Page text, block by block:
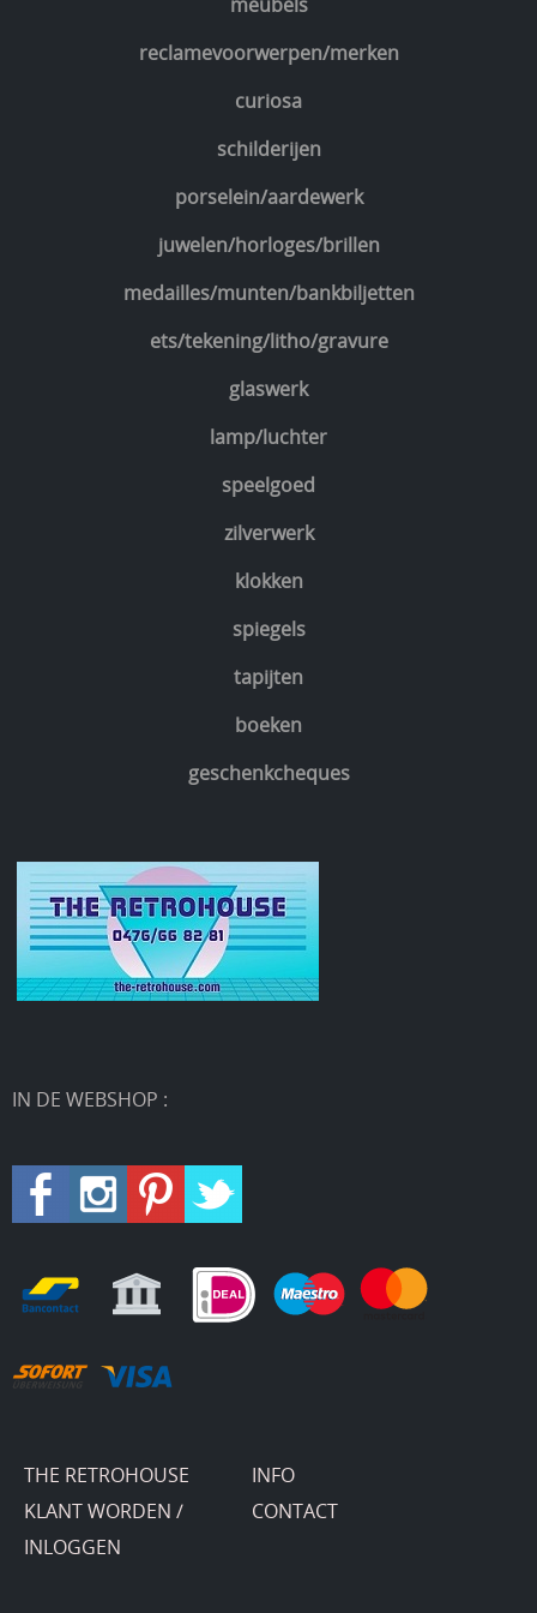
reclamevoorwerpen/merken
curiosa
schilderijen
porselein/aardewerk
juwelen/horloges/brillen
medailles/munten/bankbiljetten
ets/tekening/litho/gravure
glaswerk
lamp/luchter
speelgoed
zilverwerk
klokken
spiegels
tapijten
boeken
geschenkcheques
IN DE WEBSHOP :
THE RETROHOUSE
INFO
KLANT WORDEN /
INLOGGEN
CONTACT